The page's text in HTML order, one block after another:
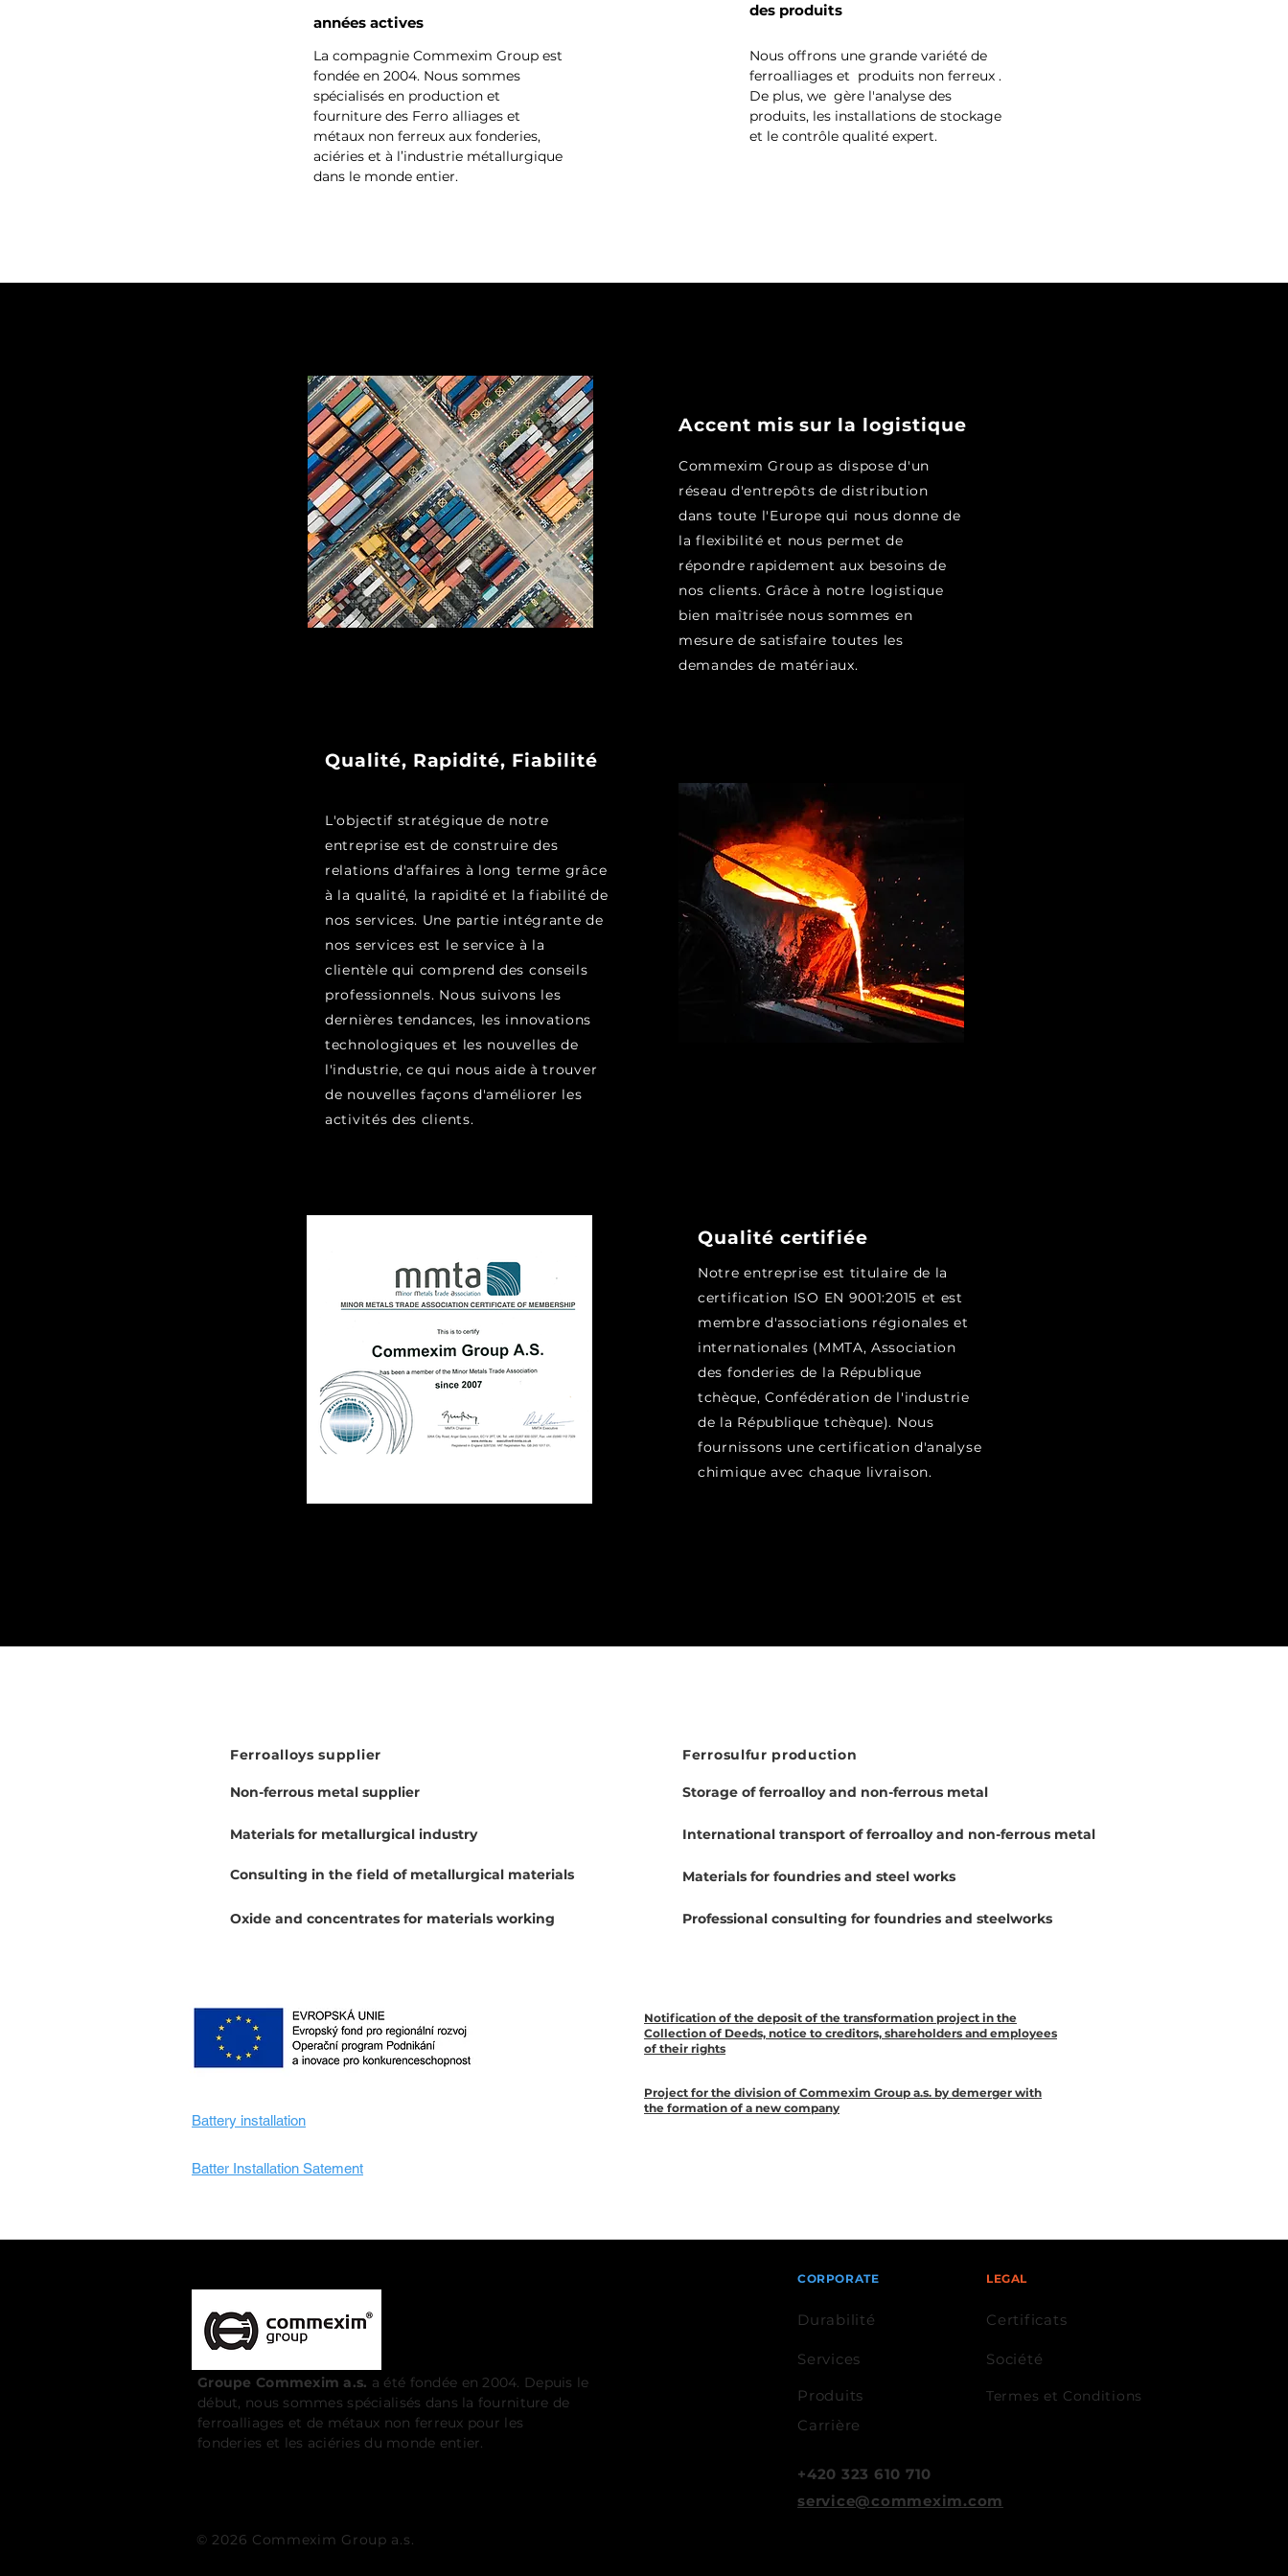
années actives
La compagnie Commexim Group est
fondée en 2004. Nous sommes
spécialisés en production et
fourniture des Ferro alliages et
métaux non ferreux aux fonderies,
aciéries et à l’industrie métallurgique
dans le monde entier.
des produits
Nous offrons une grande variété de
ferroalliages et produits non ferreux .
De plus, we gère l'analyse des
produits, les installations de stockage
et le contrôle qualité expert.
Accent mis sur la logistique
Commexim Group as dispose d'un
réseau d'entrepôts de distribution
dans toute l'Europe qui nous donne de
la flexibilité et nous permet de
répondre rapidement aux besoins de
nos clients. Grâce à notre logistique
bien maîtrisée nous sommes en
mesure de satisfaire toutes les
demandes de matériaux.
Qualité, Rapidité, Fiabilité
L'objectif stratégique de notre
entreprise est de construire des
relations d'affaires à long terme grâce
à la qualité, la rapidité et la fiabilité de
nos services. Une partie intégrante de
nos services est le service à la
clientèle qui comprend des conseils
professionnels. Nous suivons les
dernières tendances, les innovations
technologiques et les nouvelles de
l'industrie, ce qui nous aide à trouver
de nouvelles façons d'améliorer les
activités des clients.
Qualité certifiée
Notre entreprise est titulaire de la
certification ISO EN 9001:2015 et est
membre d'associations régionales et
internationales (MMTA, Association
des fonderies de la République
tchèque, Confédération de l'industrie
de la République tchèque). Nous
fournissons une certification d'analyse
chimique avec chaque livraison.
Ferroalloys supplier
Non-ferrous metal supplier
Ferrosulfur production
Storage of ferroalloy and non-ferrous metal
Materials for metallurgical industry International transport of ferroalloy and non-ferrous metal
Consulting in the field of metallurgical materials Materials for foundries and steel works
Oxide and concentrates for materials working Professional consulting for foundries and steelworks
Battery installation
Notification of the deposit of the transformation project in the
Collection of Deeds, notice to creditors, shareholders and employees
of their rights
Project for the division of Commexim Group a.s. by demerger with
the formation of a new company
Batter Installation Satement
Groupe Commexim a.s. a été fondée en 2004. Depuis le
début, nous sommes spécialisés dans la fourniture de
ferroalliages et de métaux non ferreux pour les
fonderies et les aciéries du monde entier.
© 2026 Commexim Group a.s.
CORPORATE LEGAL
Durabilité Certificats
Services
Société
Produits
Termes et Conditions
Carrière
+420 323 610 710
service@commexim.com